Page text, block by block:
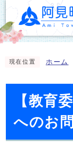
現在位置 ホーム
【教育
へのお